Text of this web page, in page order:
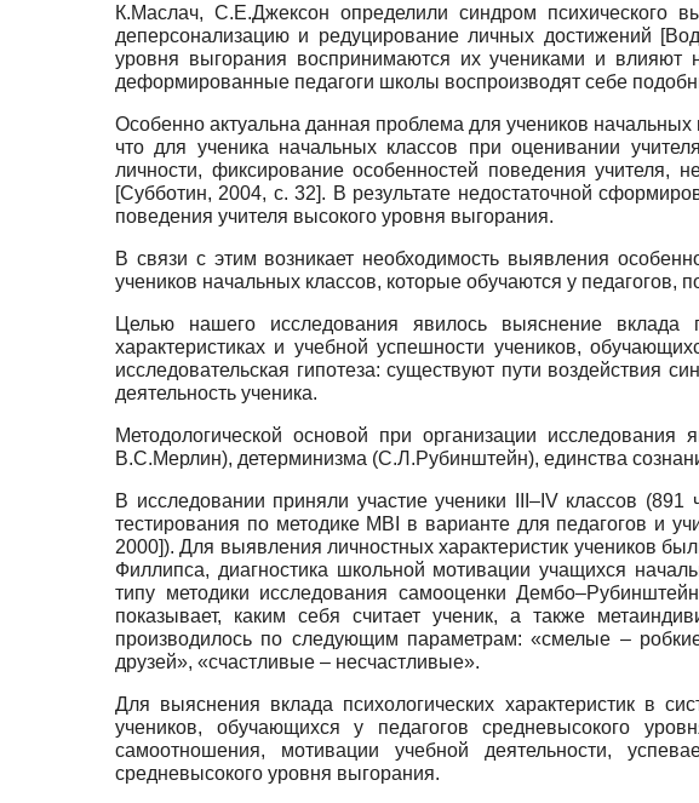
К.Маслач, С.Е.Джексон определили синдром психического
деперсонализацию и редуцирование личных достижений [
уровня выгорания воспринимаются их учениками и
деформированные педагоги школы воспроизводят себе
Особенно актуальна данная проблема для учеников
что для ученика начальных классов при оценивании
личности, фиксирование особенностей поведения учителя,
[Субботин, 2004, с. 32]. В результате недостаточной
поведения учителя высокого уровня выгорания.
В связи с этим возникает необходимость выявления
учеников начальных классов, которые обучаются у педагогов,
Целью нашего исследования явилось выяснение вклада
характеристиках и учебной успешности учеников,
исследовательская гипотеза: существуют пути воздействия
деятельность ученика.
Методологической основой при организации
В.С.Мерлин), детерминизма (С.Л.Рубинштейн), единства
В исследовании приняли участие ученики III–IV классов
тестирования по методике MBI в варианте для педагогов и
2000]). Для выявления личностных характеристик учеников
Филлипса, диагностика школьной мотивации учащихся
типу методики исследования самооценки
показывает, каким себя считает ученик, а также
производилось по следующим параметрам: «смелые –
друзей», «счастливые – несчастливые».
Для выяснения вклада психологических характеристик в
учеников, обучающихся у педагогов средневысокого
самоотношения, мотивации учебной деятельности,
средневысокого уровня выгорания.